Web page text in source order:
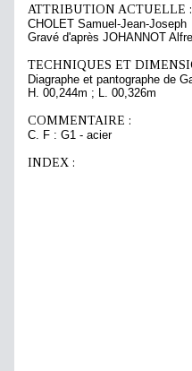
ATTRIBUTION ACTUELLE :
CHOLET Samuel-Jean-Joseph
Gravé d'après JOHANNOT
TECHNIQUES ET
Diagraphe et pantographe de
H. 00,244m ; L. 00,326m
COMMENTAIRE :
C. F : G1 - acier
INDEX :